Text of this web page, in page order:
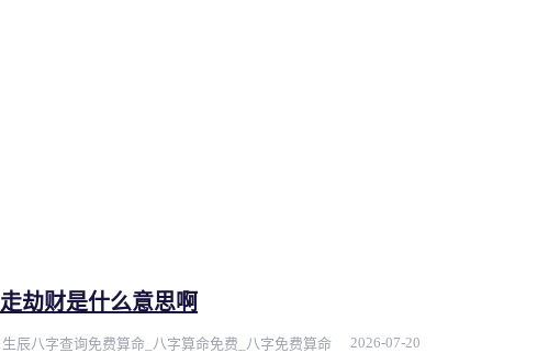
走劫财是什么意思啊
生辰八字查询免费算命_八字算命免费_八字免费算命 2026-07-20